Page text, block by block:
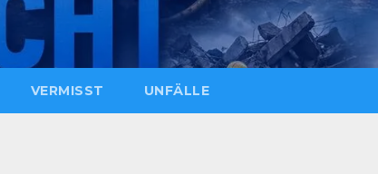
VERMISST UNFÄLLE